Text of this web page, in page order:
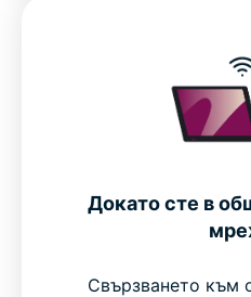
Докато сте в
Свързването към